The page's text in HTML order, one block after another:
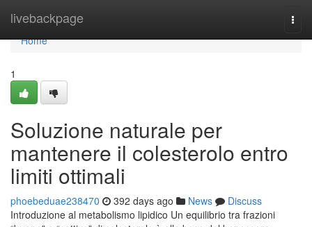
livebackpage
Home
Home
1
Soluzione naturale per
mantenere il colesterolo entro
limiti ottimali
phoebeduae238470 392 days ago News
Discuss
Introduzione al metabolismo lipidico Un equilibrio tra frazioni